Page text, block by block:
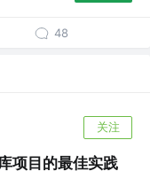
48
关注
项目的最佳实践